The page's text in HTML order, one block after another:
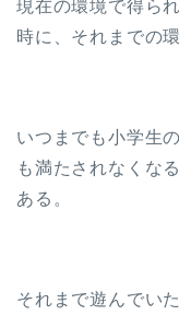
現在の環境で得ら
時に、それまでの
いつまでも小学生
も満たされなくな
ある。
それまで遊んでい